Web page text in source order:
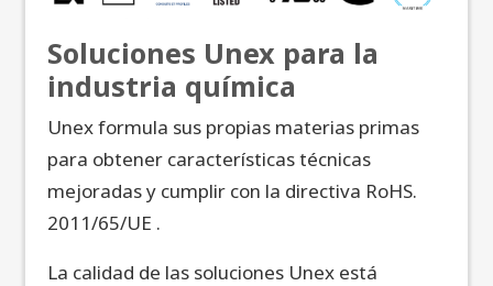
Soluciones Unex para la
industria química
Unex formula sus propias materias primas
para obtener características técnicas
mejoradas y cumplir con la directiva RoHS.
2011/65/UE .
La calidad de las soluciones Unex está